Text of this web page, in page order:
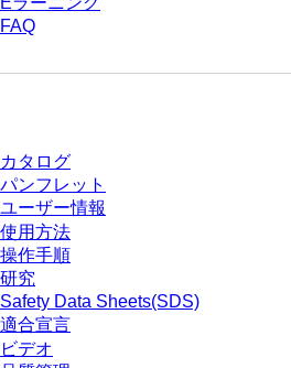
FAQ
カタログ
パンフレット
ユーザー情報
使用方法
操作手順
研究
Safety Data Sheets(SDS)
適合宣言
ビデオ